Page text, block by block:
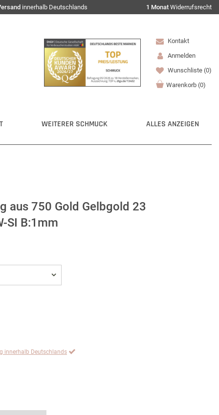
innerhalb Deutschlands 1 Monat Widerrufsrecht
Kontakt
Anmelden
Wunschliste (0)
Warenkorb (0)
WEITERER SCHMUCK ALLES ANZEIGEN
aus 750 Gold Gelbgold 23
SI B:1mm
innerhalb Deutschlands